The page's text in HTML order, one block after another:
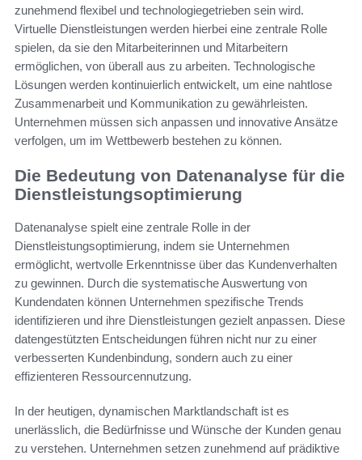
zunehmend flexibel und technologiegetrieben sein wird.
Virtuelle Dienstleistungen werden hierbei eine zentrale Rolle
spielen, da sie den Mitarbeiterinnen und Mitarbeitern
ermöglichen, von überall aus zu arbeiten. Technologische
Lösungen werden kontinuierlich entwickelt, um eine nahtlose
Zusammenarbeit und Kommunikation zu gewährleisten.
Unternehmen müssen sich anpassen und innovative Ansätze
verfolgen, um im Wettbewerb bestehen zu können.
Die Bedeutung von Datenanalyse für die
Dienstleistungsoptimierung
Datenanalyse spielt eine zentrale Rolle in der
Dienstleistungsoptimierung, indem sie Unternehmen
ermöglicht, wertvolle Erkenntnisse über das Kundenverhalten
zu gewinnen. Durch die systematische Auswertung von
Kundendaten können Unternehmen spezifische Trends
identifizieren und ihre Dienstleistungen gezielt anpassen. Diese
datengestützten Entscheidungen führen nicht nur zu einer
verbesserten Kundenbindung, sondern auch zu einer
effizienteren Ressourcennutzung.
In der heutigen, dynamischen Marktlandschaft ist es
unerlässlich, die Bedürfnisse und Wünsche der Kunden genau
zu verstehen. Unternehmen setzen zunehmend auf prädiktive